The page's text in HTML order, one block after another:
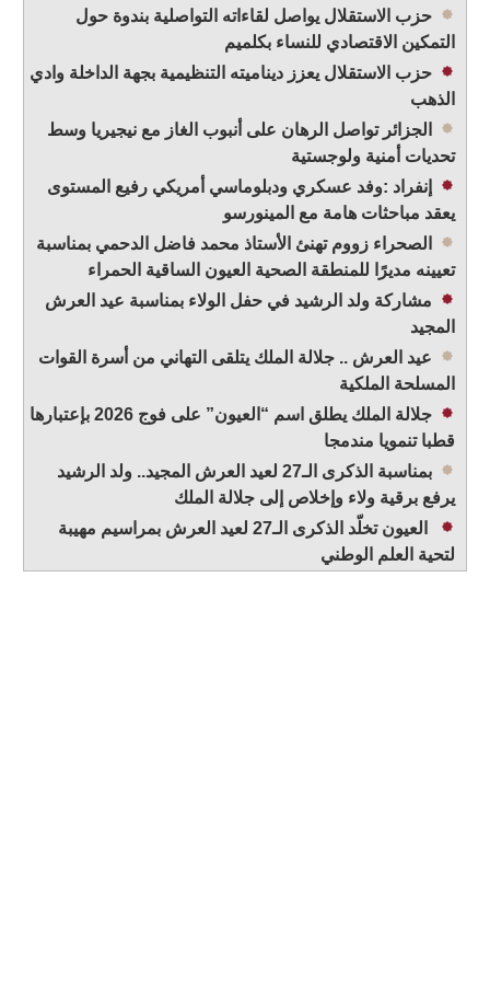
حزب الاستقلال يواصل لقاءاته التواصلية بندوة حول
التمكين الاقتصادي للنساء بكلميم
حزب الاستقلال يعزز ديناميته التنظيمية بجهة الداخلة وادي
الذهب
الجزائر تواصل الرهان على أنبوب الغاز مع نيجيريا وسط
تحديات أمنية ولوجستية
إنفراد :وفد عسكري ودبلوماسي أمريكي رفيع المستوى
يعقد مباحثات هامة مع المينورسو
الصحراء زووم تهنئ الأستاذ محمد فاضل الدحمي بمناسبة
تعيينه مديرًا للمنطقة الصحية العيون الساقية الحمراء
مشاركة ولد الرشيد في حفل الولاء بمناسبة عيد العرش
المجيد
عيد العرش .. جلالة الملك يتلقى التهاني من أسرة القوات
المسلحة الملكية
جلالة الملك يطلق اسم “العيون” على فوج 2026 بإعتبارها
قطبا تنمويا مندمجا
بمناسبة الذكرى الـ27 لعيد العرش المجيد.. ولد الرشيد
يرفع برقية ولاء وإخلاص إلى جلالة الملك
العيون تخلّد الذكرى الـ27 لعيد العرش بمراسيم مهيبة
لتحية العلم الوطني